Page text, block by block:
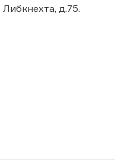
д.75.